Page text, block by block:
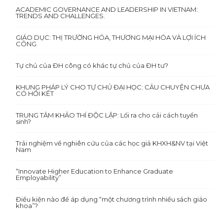
ACADEMIC GOVERNANCE AND LEADERSHIP IN VIETNAM:
TRENDS AND CHALLENGES.
GIÁO DỤC: THỊ TRƯỜNG HÓA, THƯƠNG MẠI HÓA VÀ LỢI ÍCH
CÔNG
Tự chủ của ĐH công có khác tự chủ của ĐH tư?
KHUNG PHÁP LÝ CHO TỰ CHỦ ĐẠI HỌC: CÂU CHUYỆN CHƯA
CÓ HỒI KẾT
TRUNG TÂM KHẢO THÍ ĐỘC LẬP: Lối ra cho cải cách tuyển
sinh?
Trải nghiệm về nghiên cứu của các học giả KHXH&NV tại Việt
Nam
“Innovate Higher Education to Enhance Graduate
Employability”
Điều kiện nào để áp dụng “một chương trình nhiều sách giáo
khoa”?